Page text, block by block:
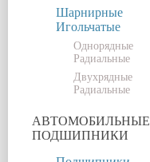
Шарнирные
Игольчатые
Однорядные
Радиальные
Двухрядные
Радиальные
АВТОМОБИЛЬНЫЕ
ПОДШИПНИКИ